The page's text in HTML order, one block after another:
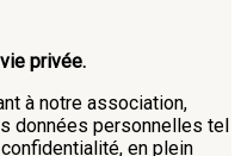
privée.
à notre association,
données personnelles tel
en plein